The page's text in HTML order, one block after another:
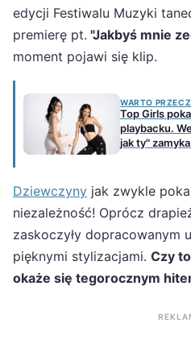
edycji Festiwalu Muzyki
premierę pt. "Jakbyś mnie
moment pojawi się klip.
WARTO
Top Girls
playbacku.
jak ty"
Dziewczyny jak zwykle
niezależność! Oprócz
zaskoczyły dopracowanym
pięknymi stylizacjami. Czy
okaże się tegorocznym